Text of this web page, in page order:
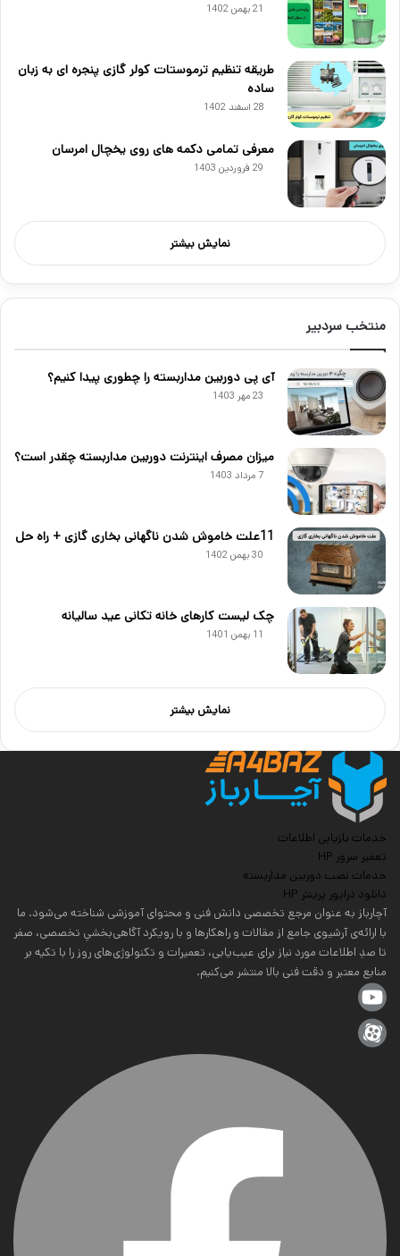
21 بهمن 1402
طریقه تنظیم ترموستات کولر گازی پنجره ای به زبان
ساده
28 اسفند 1402
معرفی تمامی دکمه های روی یخچال امرسان
29 فروردین 1403
نمایش بیشتر
منتخب سردبیر
آی پی دوربین مداربسته را چطوری پیدا کنیم؟
23 مهر 1403
میزان مصرف اینترنت دوربین مداربسته چقدر است؟
7 مرداد 1403
11علت خاموش شدن ناگهانی بخاری گازی + راه حل
30 بهمن 1402
چک لیست کارهای خانه تکانی عید سالیانه
11 بهمن 1401
نمایش بیشتر
خدمات بازیابی اطلاعات
تعمیر سرور HP
خدمات نصب دوربین مداربسته
دانلود درایور پرینتر HP
آچارباز به عنوان مرجع تخصصی دانش فنی و محتوای آموزشی شناخته می‌شود. ما
با ارائه‌ی آرشیوی جامع از مقالات و راهکارها و با رویکرد آگاهی‌بخشیِ تخصصی، صفر
تا صدِ اطلاعات مورد نیاز برای عیب‌یابی، تعمیرات و تکنولوژی‌های روز را با تکیه بر
منابع معتبر و دقت فنی بالا منتشر می‌کنیم.